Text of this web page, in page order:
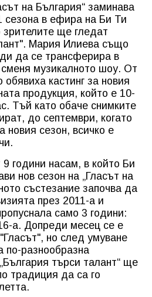
на България“ заминава
сезона в ефира на Би Ти
ще гледат
Мария Илиева също
да се трансферира в
музикалното шоу. От
кастинг за новия
продукция, който е 10-
Тъй като обаче снимките
до септември, когато
новия сезон, всичко е
години насам, в който Би
нов сезон на „Гласът на
състезание започва да
през 2011-а и
само 3 години:
а. Допреди месец се е
но след умуване
по-разнообразна
търси талант“ ще
традиция да са го